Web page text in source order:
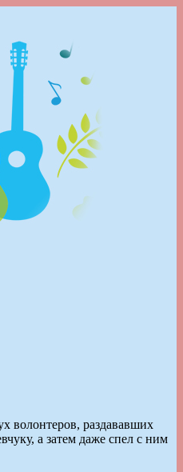
волонтеров, раздававших
а затем даже спел с ним